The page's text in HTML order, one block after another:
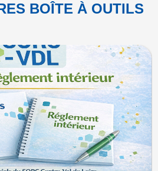
BOÎTE À OUTILS